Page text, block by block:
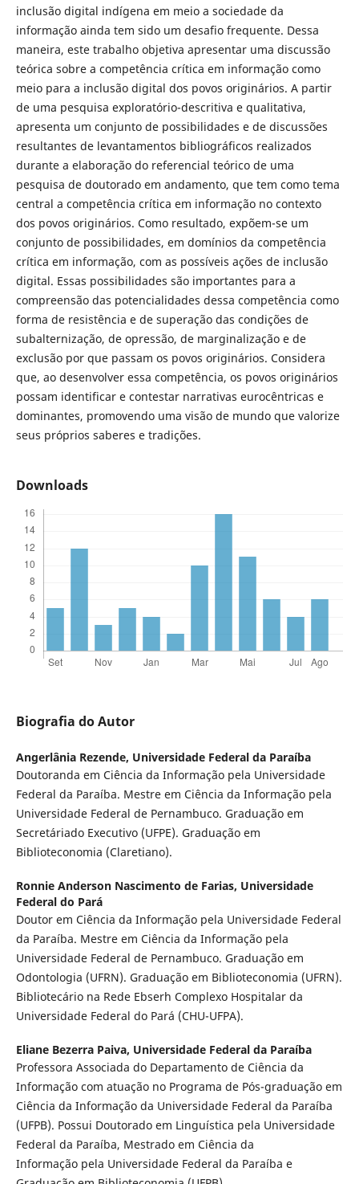
inclusão digital indígena em meio a sociedade da
informação ainda tem sido um desafio frequente. Dessa
maneira, este trabalho objetiva apresentar uma discussão
teórica sobre a competência crítica em informação como
meio para a inclusão digital dos povos originários. A partir
de uma pesquisa exploratório-descritiva e qualitativa,
apresenta um conjunto de possibilidades e de discussões
resultantes de levantamentos bibliográficos realizados
durante a elaboração do referencial teórico de uma
pesquisa de doutorado em andamento, que tem como tema
central a competência crítica em informação no contexto
dos povos originários. Como resultado, expõem-se um
conjunto de possibilidades, em domínios da competência
crítica em informação, com as possíveis ações de inclusão
digital. Essas possibilidades são importantes para a
compreensão das potencialidades dessa competência como
forma de resistência e de superação das condições de
subalternização, de opressão, de marginalização e de
exclusão por que passam os povos originários. Considera
que, ao desenvolver essa competência, os povos originários
possam identificar e contestar narrativas eurocêntricas e
dominantes, promovendo uma visão de mundo que valorize
seus próprios saberes e tradições.
Downloads
Biografia do Autor
Angerlânia Rezende, Universidade Federal da Paraíba
Doutoranda em Ciência da Informação pela Universidade
Federal da Paraíba. Mestre em Ciência da Informação pela
Universidade Federal de Pernambuco. Graduação em
Secretáriado Executivo (UFPE). Graduação em
Biblioteconomia (Claretiano).
Ronnie Anderson Nascimento de Farias, Universidade
Federal do Pará
Doutor em Ciência da Informação pela Universidade Federal
da Paraíba. Mestre em Ciência da Informação pela
Universidade Federal de Pernambuco. Graduação em
Odontologia (UFRN). Graduação em Biblioteconomia (UFRN).
Bibliotecário na Rede Ebserh Complexo Hospitalar da
Universidade Federal do Pará (CHU-UFPA).
Eliane Bezerra Paiva, Universidade Federal da Paraíba
Professora Associada do Departamento de Ciência da
Informação com atuação no Programa de Pós-graduação em
Ciência da Informação da Universidade Federal da Paraíba
(UFPB). Possui Doutorado em Linguística pela Universidade
Federal da Paraíba, Mestrado em Ciência da
Informação pela Universidade Federal da Paraíba e